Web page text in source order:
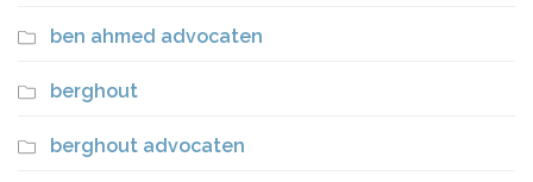
ben ahmed advocaten
berghout
berghout advocaten